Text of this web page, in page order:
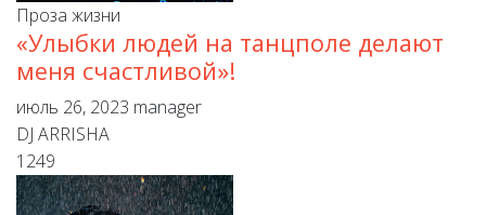
Проза жизни
«Улыбки людей на танцполе делают
меня счастливой»!
июль 26, 2023 manager
DJ ARRISHA
1249